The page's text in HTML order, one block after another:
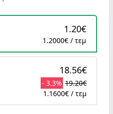
1.20€
1.2000€ / τεμ
18.56€
- 3.3% 19.20€
1.1600€ / τεμ